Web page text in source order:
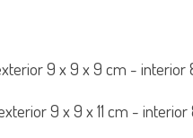
9 x 9 x 9 cm - interior
9 x 9 x 11 cm -